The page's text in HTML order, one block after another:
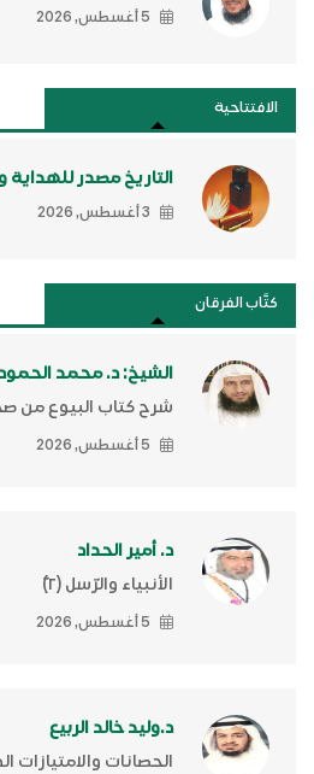
5 أغسطس, 2026
الافتتاحية
التاريخ مصدر للهداية
3 أغسطس, 2026
كتَّاب الفرقان
الشيخ: د. محمد
شرح كتاب البيوع من
5 أغسطس, 2026
د. أمير الحداد
الأنبياء والرّسل (٢)ّ
5 أغسطس, 2026
د.وليد خالد الربيع
الحصانات